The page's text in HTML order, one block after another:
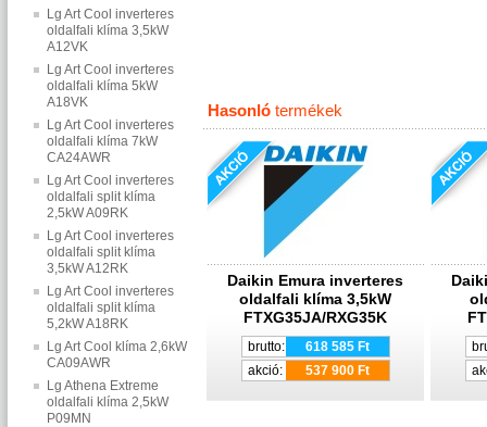
Lg Art Cool inverteres
oldalfali klíma 3,5kW
A12VK
Lg Art Cool inverteres
oldalfali klíma 5kW
A18VK
Lg Art Cool inverteres
oldalfali klíma 7kW
CA24AWR
Lg Art Cool inverteres
oldalfali split klíma
2,5kW A09RK
Lg Art Cool inverteres
oldalfali split klíma
3,5kW A12RK
Lg Art Cool inverteres
oldalfali split klíma
5,2kW A18RK
Lg Art Cool klíma 2,6kW
CA09AWR
Lg Athena Extreme
oldalfali klíma 2,5kW
P09MN
Hasonló termékek
Daikin Emura inverteres
oldalfali klíma 3,5kW
FTXG35JA/RXG35K
brutto:
618 585 Ft
akció:
537 900 Ft